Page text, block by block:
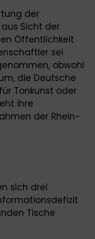
der
Sicht der
Öffentlichkeit
sei
obwohl
die Deutsche
Tonkunst oder
ihre
der Rhein-
sich drei
Tische